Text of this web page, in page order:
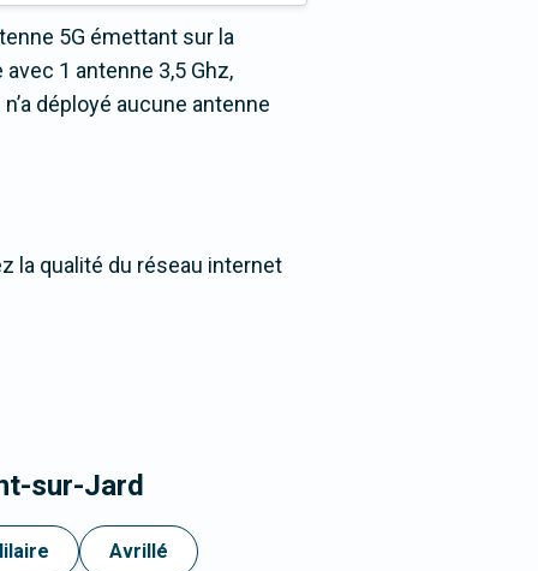
5G émettant sur la
1 antenne 3,5 Ghz,
déployé aucune antenne
la qualité du réseau internet
sur-Jard
Avrillé